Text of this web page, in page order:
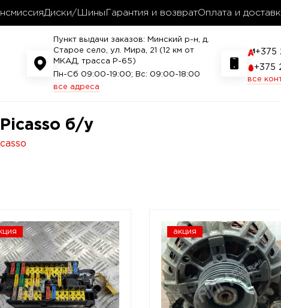
Диски/Шины Гарантия и возвратОплата и
Пункт выдачи заказов: Минский р-н, д.
Старое село, ул. Мира, 21 (12 км от
МКАД, трасса P-65)
Пн-Сб 09:00-19:00; Вс: 09:00-18:00
все адреса
+375
+375
все
б/у
акция